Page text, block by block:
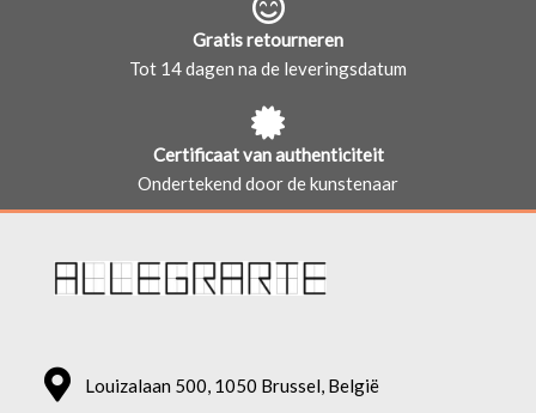
Gratis retourneren
Tot 14 dagen na de leveringsdatum
Certificaat van authenticiteit
Ondertekend door de kunstenaar
Louizalaan 500, 1050 Brussel, België